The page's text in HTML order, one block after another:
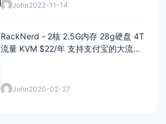
John2022-11-14
RackNerd - 2核 2.5G内存 28g硬盘 4T
流量 KVM $22/年 支持支付宝的大流量
John2020-02-27